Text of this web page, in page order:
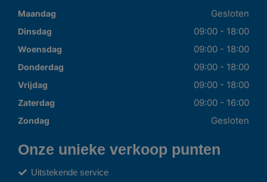
Maandag Gesloten
Dinsdag 09:00 - 18:00
Woensdag 09:00 - 18:00
Donderdag 09:00 - 18:00
Vrijdag 09:00 - 18:00
Zaterdag 09:00 - 16:00
Zondag Gesloten
Onze unieke verkoop punten
Uitstekende service